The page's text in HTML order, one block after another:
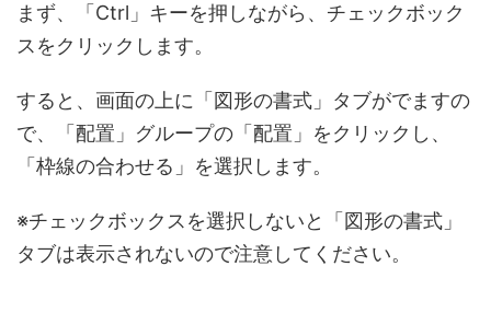
まず、「Ctrl」キーを押しながら、チェックボック
スをクリックします。
すると、画面の上に「図形の書式」タブがでますの
で、「配置」グループの「配置」をクリックし、
「枠線の合わせる」を選択します。
※チェックボックスを選択しないと「図形の書式」
タブは表示されないので注意してください。